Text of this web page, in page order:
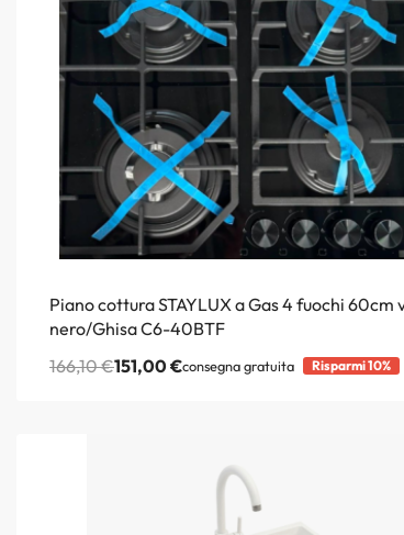
Piano cottura STAYLUX a Gas 4 fuochi 60cm
nero/Ghisa C6-40BTF
166,10€151,00€consegna gratuita Risparmi 10%